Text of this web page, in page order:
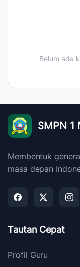
Belum ada
SMPN 1
Membentuk
masa depan
Tautan Cepat
Profil Guru